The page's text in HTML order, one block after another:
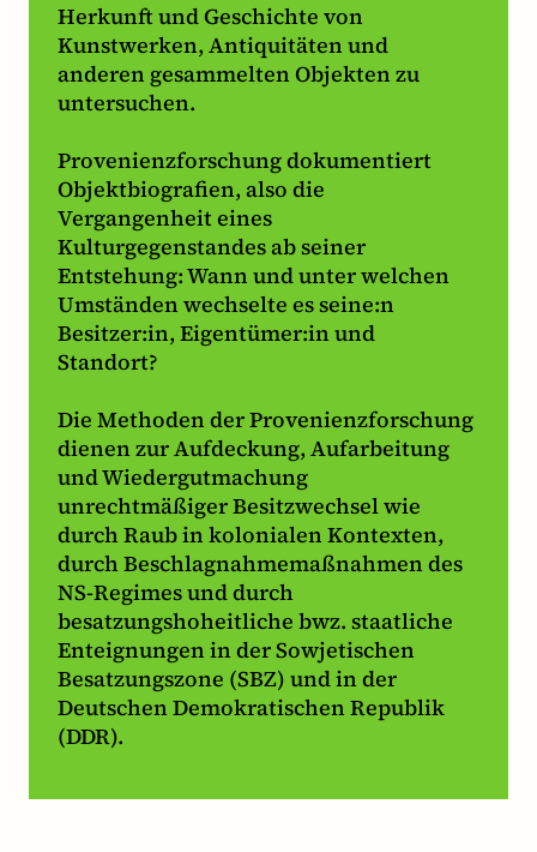
Herkunft und Geschichte von
Kunstwerken, Antiquitäten und
anderen gesammelten Objekten zu
untersuchen.
Provenienzforschung dokumentiert
Objektbiografien, also die
Vergangenheit eines
Kulturgegenstandes ab seiner
Entstehung: Wann und unter welchen
Umständen wechselte es seine:n
Besitzer:in, Eigentümer:in und
Standort?
Die Methoden der Provenienzforschung
dienen zur Aufdeckung, Aufarbeitung
und Wiedergutmachung
unrechtmäßiger Besitzwechsel wie
durch Raub in kolonialen Kontexten,
durch Beschlagnahmemaßnahmen des
NS-Regimes und durch
besatzungshoheitliche bwz. staatliche
Enteignungen in der Sowjetischen
Besatzungszone (SBZ) und in der
Deutschen Demokratischen Republik
(DDR).